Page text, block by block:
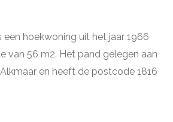
een hoekwoning uit het jaar 1966
van 56 m2. Het pand gelegen aan
en heeft de postcode 1816